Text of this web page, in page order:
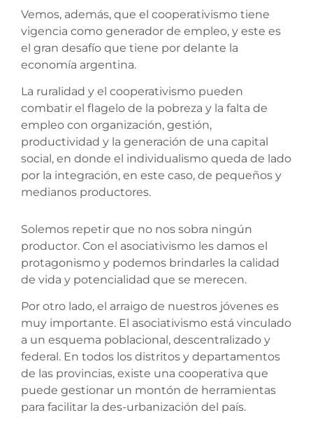
Vemos, además, que el cooperativismo tiene
vigencia como generador de empleo, y este es
el gran desafío que tiene por delante la
economía argentina.
La ruralidad y el cooperativismo pueden
combatir el flagelo de la pobreza y la falta de
empleo con organización, gestión,
productividad y la generación de una capital
social, en donde el individualismo queda de lado
por la integración, en este caso, de pequeños y
medianos productores.
Solemos repetir que no nos sobra ningún
productor. Con el asociativismo les damos el
protagonismo y podemos brindarles la calidad
de vida y potencialidad que se merecen.
Por otro lado, el arraigo de nuestros jóvenes es
muy importante. El asociativismo está vinculado
a un esquema poblacional, descentralizado y
federal. En todos los distritos y departamentos
de las provincias, existe una cooperativa que
puede gestionar un montón de herramientas
para facilitar la des-urbanización del país.